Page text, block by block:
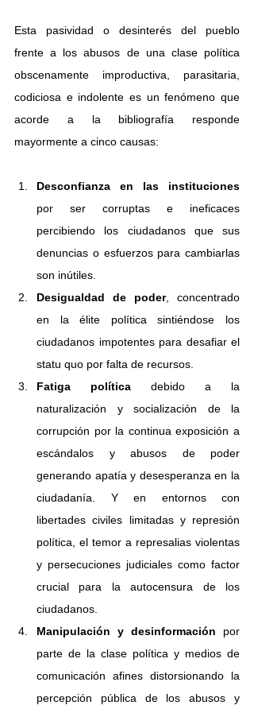
Esta pasividad o desinterés del pueblo
frente a los abusos de una clase política
obscenamente improductiva, parasitaria,
codiciosa e indolente es un fenómeno que
acorde a la bibliografía responde
mayormente a cinco causas:
por ser corruptas e ineficaces
percibiendo los ciudadanos que sus
denuncias o esfuerzos para cambiarlas
son inútiles.
Desigualdad de poder, concentrado
en la élite política sintiéndose los
ciudadanos impotentes para desafiar el
statu quo por falta de recursos.
Fatiga política debido a la
naturalización y socialización de la
corrupción por la continua exposición a
escándalos y abusos de poder
generando apatía y desesperanza en la
ciudadanía. Y en entornos con
libertades civiles limitadas y represión
política, el temor a represalias violentas
y persecuciones judiciales como factor
crucial para la autocensura de los
ciudadanos.
Manipulación y desinformación por
parte de la clase política y medios de
comunicación afines distorsionando la
percepción pública de los abusos y